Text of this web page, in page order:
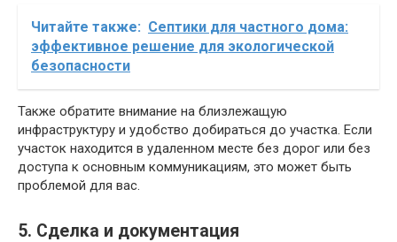
Читайте также: Септики для частного дома:
эффективное решение для экологической
безопасности
Также обратите внимание на близлежащую
инфраструктуру и удобство добираться до участка. Если
участок находится в удаленном месте без дорог или без
доступа к основным коммуникациям, это может быть
проблемой для вас.
5. Сделка и документация